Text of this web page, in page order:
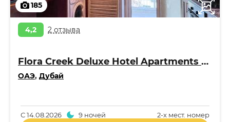
185
4,2 2 отзыва
Flora Creek Deluxe Hotel Apartments Apart 4*
ОАЭ, Дубай
2-x мест. номер
С14.08.2026 9 ночей